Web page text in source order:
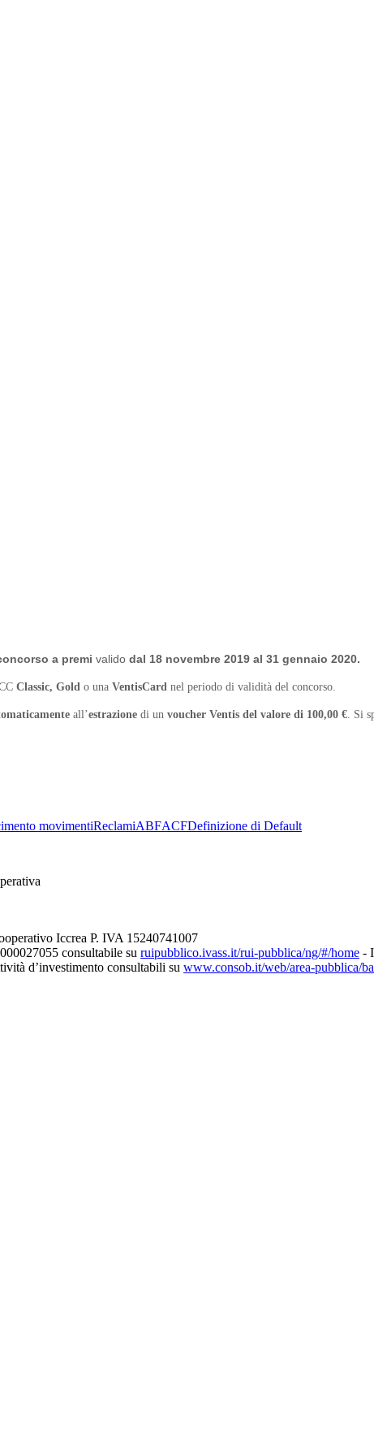
a premi valido dal 18 novembre 2019 al 31 gennaio 2020.
Classic, Gold o una VentisCard nel periodo di validità del concorso.
all’estrazione di un voucher Ventis del valore di 100,00 €. Si
movimentiReclamiABFACFDefinizione di Default
Iccrea P. IVA 15240741007
consultabile su ruipubblico.ivass.it/rui-pubblica/ng/#/home -
d’investimento consultabili su www.consob.it/web/area-pubblica/